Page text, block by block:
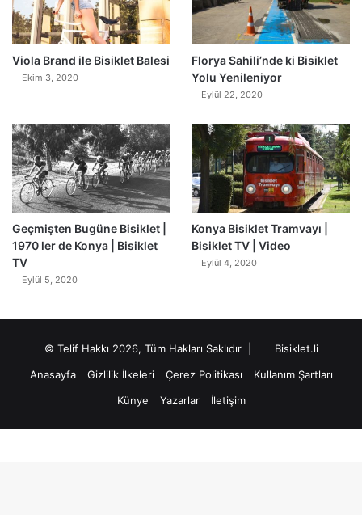
Viola Brand ile Bisiklet Balesi
Ekim 3, 2020
0
Florya Sahili’nde ki Bisiklet
Yolu Yenileniyor
Eylül 22, 2020
Geçmişten Bugüne Bisiklet |
1970 ler de Konya | Bisiklet
TV
Eylül 5, 2020
Konya Bisiklet Tramvayı |
Bisiklet TV | Video
Eylül 4, 2020
© Telif Hakkı 2026, Tüm Hakları Saklıdır |
Bisiklet.li
Anasayfa
Gizlilik İlkeleri Çerez Politikası
Kullanım Şartları
Künye
Yazarlar İletişim